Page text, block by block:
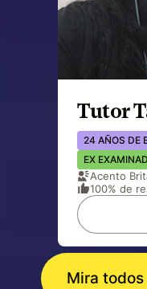
Tutor
24 AÑOS DE
EX
Acento
100% de
Mira todos